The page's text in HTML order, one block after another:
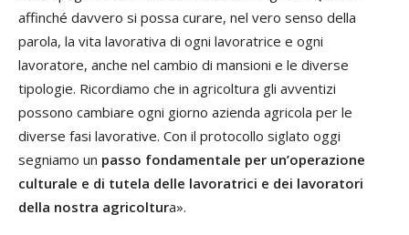
affinché davvero si possa curare, nel vero senso della
parola, la vita lavorativa di ogni lavoratrice e ogni
lavoratore, anche nel cambio di mansioni e le diverse
tipologie. Ricordiamo che in agricoltura gli avventizi
possono cambiare ogni giorno azienda agricola per le
diverse fasi lavorative. Con il protocollo siglato oggi
segniamo un passo fondamentale per un’operazione
culturale e di tutela delle lavoratrici e dei lavoratori
della nostra agricoltura».